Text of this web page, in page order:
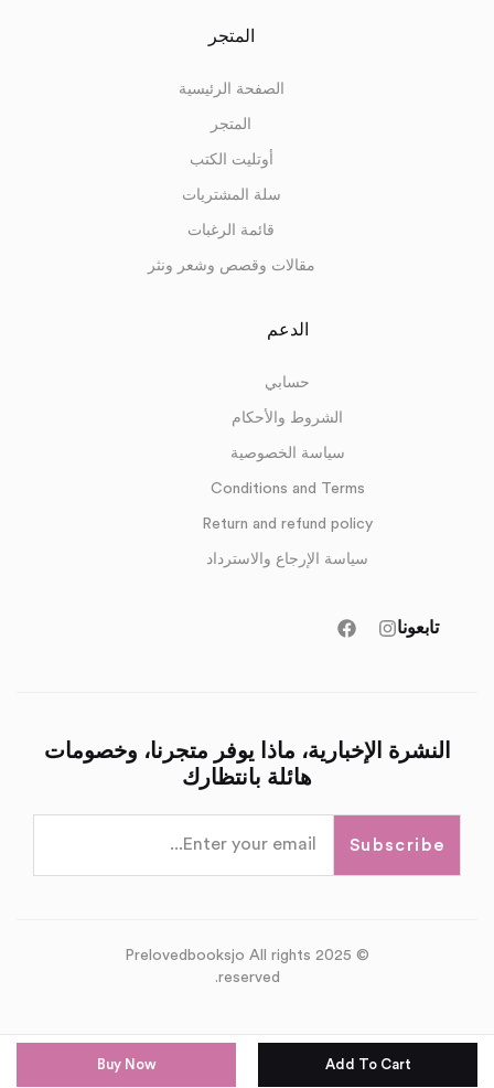
Add To Cart
Buy Now
المتجر
الصفحة الرئيسية
المتجر
أوتليت الكتب
سلة المشتريات
قائمة الرغبات
مقالات وقصص وشعر ونثر
الدعم
حسابي
الشروط والأحكام
سياسة الخصوصية
Conditions and Terms
Return and refund policy
سياسة الإرجاع والاسترداد
تابعونا
النشرة الإخبارية، ماذا يوفر متجرنا، وخصومات
هائلة بانتظارك
Subscribe
© 2025 Prelovedbooksjo All rights
reserved.